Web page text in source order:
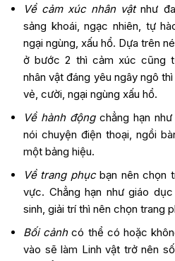
Về cảm xúc nhân vậtnhư
sảng khoái, ngạc nhiên, tự
ngại ngùng, xấu hổ. Dựa trên
ở bước 2 thì cảm xúc cũng
nhân vật đáng yêu ngây ngô
vẻ, cười, ngại ngùng xấu hổ.
Về hành động chẳng hạn
nói chuyện điện thoại, ngồi
một bảng hiệu.
Về trang phụcbạn nên chọn
vực. Chẳng hạn như giáo
sinh, giải trí thì nên chọn trang
Bối cảnhcó thể có hoặc
vào sẽ làm Linh vật trở nên